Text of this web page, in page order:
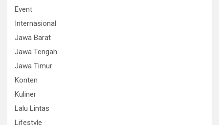
Event
Internasional
Jawa Barat
Jawa Tengah
Jawa Timur
Konten
Kuliner
Lalu Lintas
Lifestyle